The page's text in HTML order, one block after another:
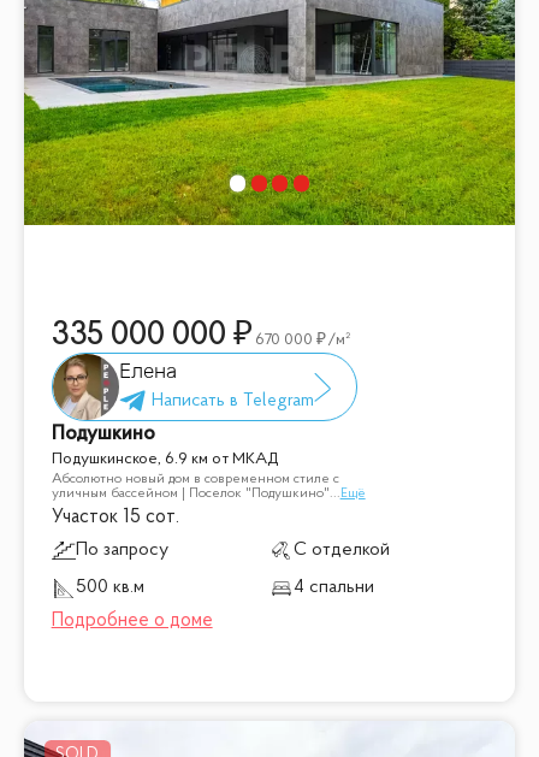
335 000 000 670 000 /м²
Елена
Подушкино
Подушкинское, 6.9 км от МКАД
Абсолютно новый дом в современном стиле с
уличным бассейном | Поселок "Подушкино"... Ещё
Участок 15 сот.
По запросу
С отделкой
500 кв.м
4 спальни